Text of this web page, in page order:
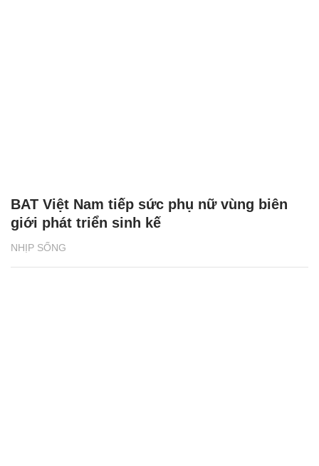
NHỊP SỐNG
BAT Việt Nam tiếp sức phụ nữ vùng biên
giới phát triển sinh kế